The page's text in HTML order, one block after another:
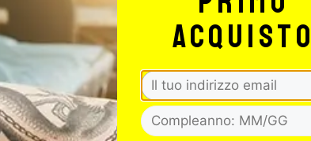
interessarti anche:
-50%
acquisto